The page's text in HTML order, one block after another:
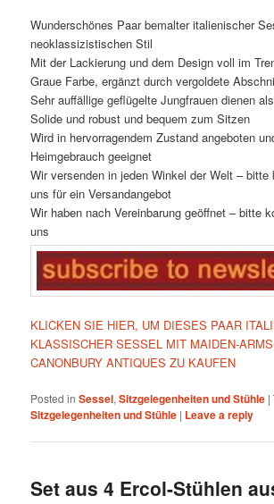
Wunderschönes Paar bemalter italienischer
neoklassizistischen Stil
Mit der Lackierung und dem Design voll im
Graue Farbe, ergänzt durch vergoldete
Sehr auffällige geflügelte Jungfrauen dienen
Solide und robust und bequem zum Sitzen
Wird in hervorragendem Zustand angeboten
Heimgebrauch geeignet
Wir versenden in jeden Winkel der Welt – bitte
uns für ein Versandangebot
Wir haben nach Vereinbarung geöffnet – bitte
uns
KLICKEN SIE HIER, UM DIESES PAAR
KLASSISCHER SESSEL MIT MAIDEN-
CANONBURY ANTIQUES ZU KAUFEN
Posted in Sessel,Sitzgelegenheiten und Stühle |
Sitzgelegenheiten und Stühle | Leave a reply
Set aus 4 Ercol-Stühlen